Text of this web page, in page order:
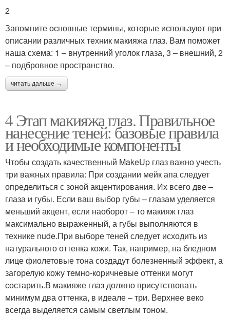
2
Запомните основные термины, которые используют при
описании различных техник макияжа глаз. Вам поможет
наша схема: 1 – внутренний уголок глаза, 3 – внешний, 2
– подбровное пространство.
читать дальше →
4 Этап макияжа глаз. Правильное
нанесение теней: базовые правила
и необходимые компоненты
Чтобы создать качественный MakeUp глаз важно учесть
три важных правила: При создании мейк апа следует
определиться с зоной акцентирования. Их всего две –
глаза и губы. Если ваш выбор губы – глазам уделяется
меньший акцент, если наоборот – то макияж глаз
максимально выраженный, а губы выполняются в
технике nude.При выборе теней следует исходить из
натурального оттенка кожи. Так, например, на бледном
лице фиолетовые тона создадут болезненный эффект, а
загорелую кожу темно-коричневые оттенки могут
состарить.В макияже глаз должно присутствовать
минимум два оттенка, в идеале – три. Верхнее веко
всегда выделяется самым светлым тоном.